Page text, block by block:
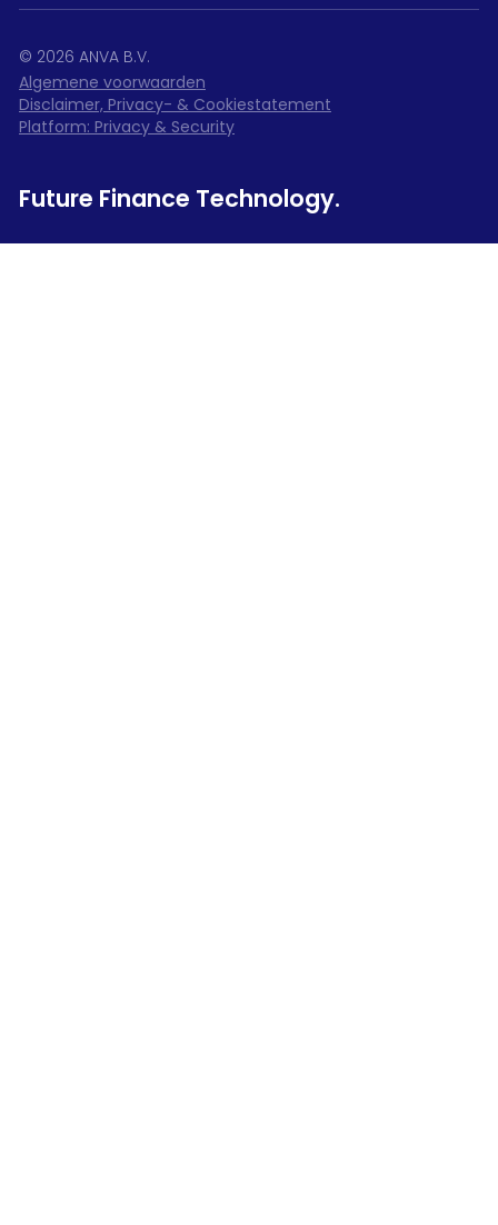
© 2026 ANVA B.V.
Algemene voorwaarden
Disclaimer, Privacy- & Cookiestatement
Platform: Privacy & Security
Future Finance Technology.